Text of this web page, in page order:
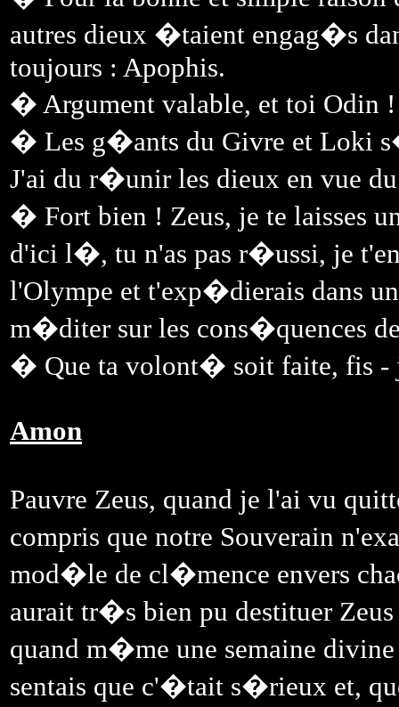
autres dieux �taient engag�s
toujours : Apophis.
� Argument valable, et toi Odin !
� Les g�ants du Givre et Loki
J'ai du r�unir les dieux en vue
� Fort bien ! Zeus, je te laisses
d'ici l�, tu n'as pas r�ussi, je
l'Olympe et t'exp�dierais dans
m�diter sur les cons�quences
� Que ta volont� soit faite, fis -
Amon
Pauvre Zeus, quand je l'ai vu
compris que notre Souverain
mod�le de cl�mence envers
aurait tr�s bien pu destituer
quand m�me une semaine
sentais que c'�tait s�rieux et,